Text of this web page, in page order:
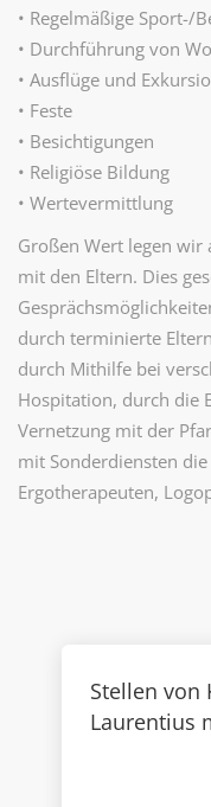
• Regelmäßige Sport-/
• Durchführung von
• Ausflüge und
• Feste
• Besichtigungen
• Religiöse Bildung
• Wertevermittlung
Großen Wert legen
mit den Eltern. Dies
durch terminierte
durch Mithilfe bei
Hospitation, durch die
Vernetzung mit der
mit Sonderdiensten
Ergotherapeuten,
Stellen von
Laurentius